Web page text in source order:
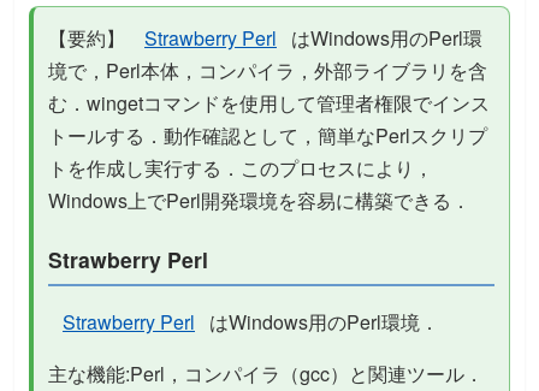
【要約】 Strawberry Perl
はWindows用のPerl環
境で，Perl本体，コンパイラ，外部ライブラリを含
む．wingetコマンドを使用して管理者権限でインス
トールする．動作確認として，簡単なPerlスクリプ
トを作成し実行する．このプロセスにより，
Windows上でPerl開発環境を容易に構築できる．
Strawberry Perl
Strawberry Perl
はWindows用のPerl環境．
主な機能:Perl，コンパイラ（gcc）と関連ツール．